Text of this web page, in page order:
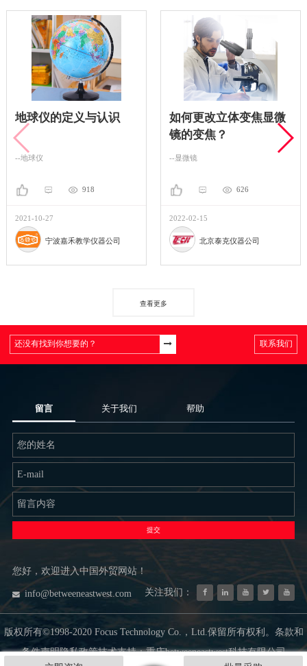
地球仪的定义与认识
--地球仪
918
2021-10-27
宁波嘉禾教学仪器公司
如何更改立体变焦显微
镜的变焦？
--显微镜
626
2022-02-15
北京泰克仪器公司
查看更多
联系我们
留言 关于我们 帮助
提交
您好，欢迎进入中国外贸网站！
info@betweeneastwest.com 关注我们：
版权所有©1998-2020 Focus Technology Co.，Ltd.保留所有权利。条款和
条件声明隐私政策技术支持：重庆betweeneastwest科技有限公司